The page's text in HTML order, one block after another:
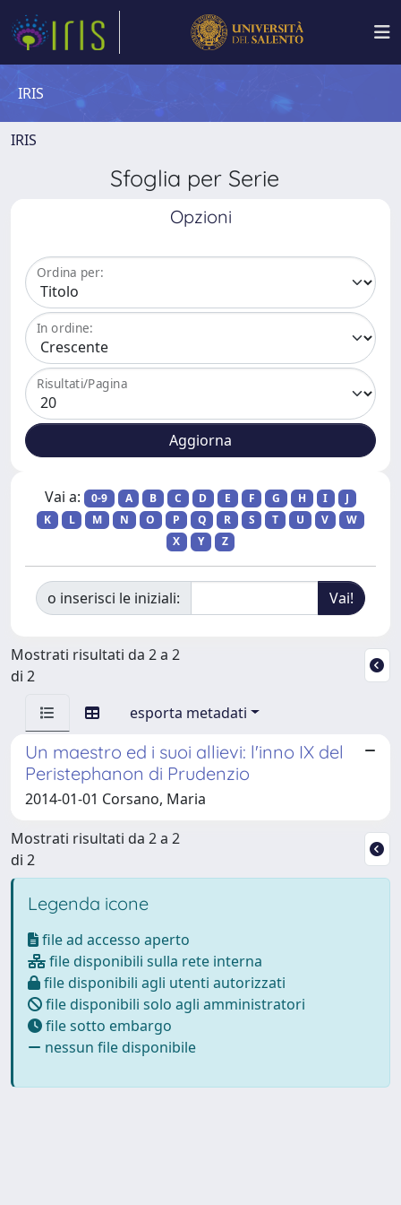
IRIS
IRIS
Sfoglia per Serie
Opzioni
Ordina per:
In ordine:
Risultati/Pagina
Vai a: 0-9 A B C D E F G H I
J
K
L M N O P Q R S T U V
W
X
Y Z
o inserisci le iniziali:
Mostrati risultati da 2 a 2
di 2
esporta metadati
Un maestro ed i suoi allievi: l'inno IX del
Peristephanon di Prudenzio
2014-01-01 Corsano, Maria
Mostrati risultati da 2 a 2
di 2
Legenda icone
file ad accesso aperto
file disponibili sulla rete interna
file disponibili agli utenti autorizzati
file disponibili solo agli amministratori
file sotto embargo
nessun file disponibile